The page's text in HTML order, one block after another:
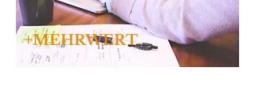
+MEHRWERT
FÜHREN MIT VERSTÄNDNIS